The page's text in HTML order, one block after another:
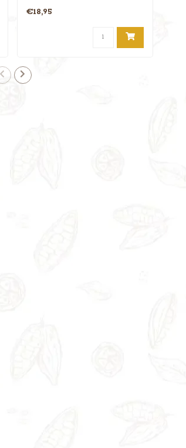
€18,95